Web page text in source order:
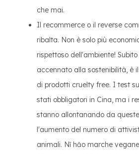
che mai.
Il recommerce o il reverse
ribalta. Non è solo più
rispettoso dell'ambiente!
accennato alla sostenibilità, è
di prodotti cruelty free. I test
stati obbligatori in Cina, ma i
stanno allontanando da
l'aumento del numero di
animali. Nǐ hǎo marche